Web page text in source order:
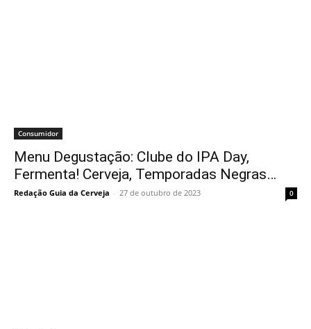
Consumidor
Menu Degustação: Clube do IPA Day,
Fermenta! Cerveja, Temporadas Negras…
Redação Guia da Cerveja - 27 de outubro de 2023 0